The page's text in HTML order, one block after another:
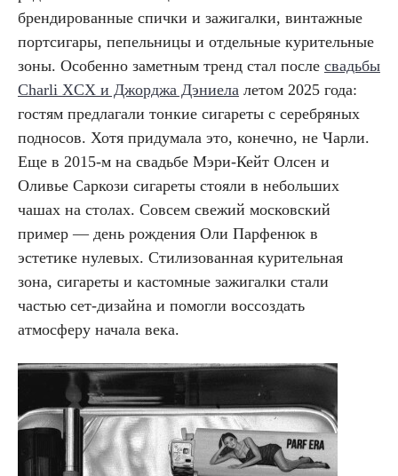
брендированные спички и зажигалки, винтажные
портсигары, пепельницы и отдельные курительные
зоны. Особенно заметным тренд стал после свадьбы
Charli XCX и Джорджа Дэниела летом 2025 года:
гостям предлагали тонкие сигареты с серебряных
подносов. Хотя придумала это, конечно, не Чарли.
Еще в 2015-м на свадьбе Мэри-Кейт Олсен и
Оливье Саркози сигареты стояли в небольших
чашах на столах. Совсем свежий московский
пример — день рождения Оли Парфенюк в
эстетике нулевых. Стилизованная курительная
зона, сигареты и кастомные зажигалки стали
частью сет-дизайна и помогли воссоздать
атмосферу начала века.